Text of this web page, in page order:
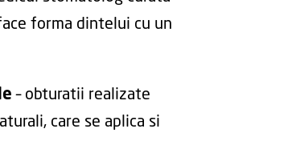
forma dintelui cu un
– obturatii realizate
care se aplica si